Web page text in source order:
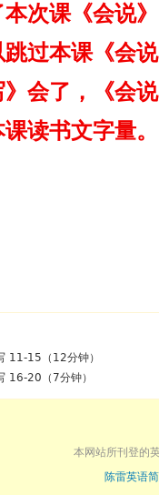
次课《会说
过本课《会
》会了，《会
读书文字量。
11-15（12分钟）
16-20（7分钟）
本网站所刊登的
陈雷英语